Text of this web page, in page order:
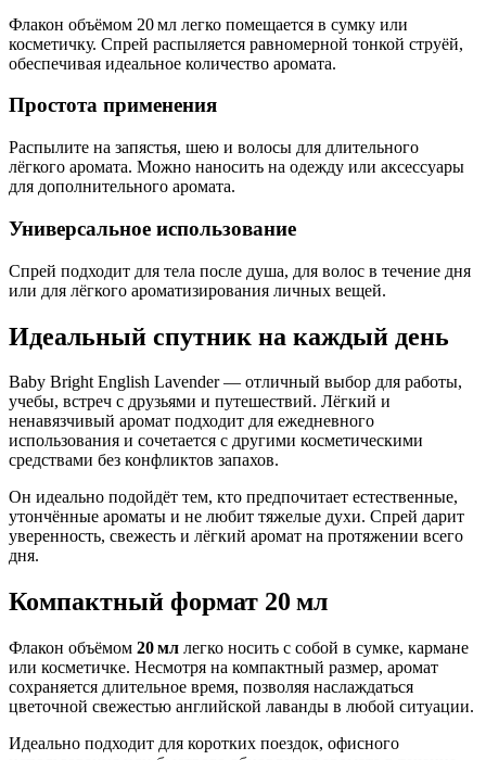
Флакон объёмом 20 мл легко помещается в сумку или
косметичку. Спрей распыляется равномерной тонкой струёй,
обеспечивая идеальное количество аромата.
Простота применения
Распылите на запястья, шею и волосы для длительного
лёгкого аромата. Можно наносить на одежду или аксессуары
для дополнительного аромата.
Универсальное использование
Спрей подходит для тела после душа, для волос в течение дня
или для лёгкого ароматизирования личных вещей.
Идеальный спутник на каждый день
Baby Bright English Lavender — отличный выбор для работы,
учебы, встреч с друзьями и путешествий. Лёгкий и
ненавязчивый аромат подходит для ежедневного
использования и сочетается с другими косметическими
средствами без конфликтов запахов.
Он идеально подойдёт тем, кто предпочитает естественные,
утончённые ароматы и не любит тяжелые духи. Спрей дарит
уверенность, свежесть и лёгкий аромат на протяжении всего
дня.
Компактный формат 20 мл
Флакон объёмом 20 мл легко носить с собой в сумке, кармане
или косметичке. Несмотря на компактный размер, аромат
сохраняется длительное время, позволяя наслаждаться
цветочной свежестью английской лаванды в любой ситуации.
Идеально подходит для коротких поездок, офисного